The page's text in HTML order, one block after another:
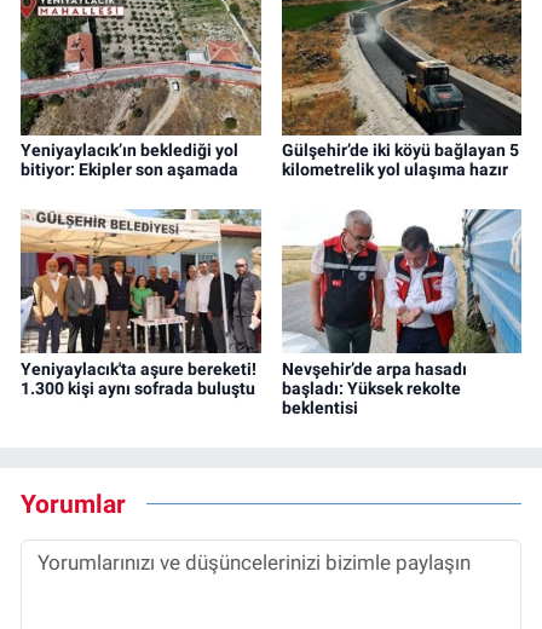
Yeniyaylacık’ın beklediği yol
bitiyor: Ekipler son aşamada
Gülşehir’de iki köyü bağlayan 5
kilometrelik yol ulaşıma hazır
Yeniyaylacık'ta aşure bereketi!
1.300 kişi aynı sofrada buluştu
Nevşehir’de arpa hasadı
başladı: Yüksek rekolte
beklentisi
Yorumlar